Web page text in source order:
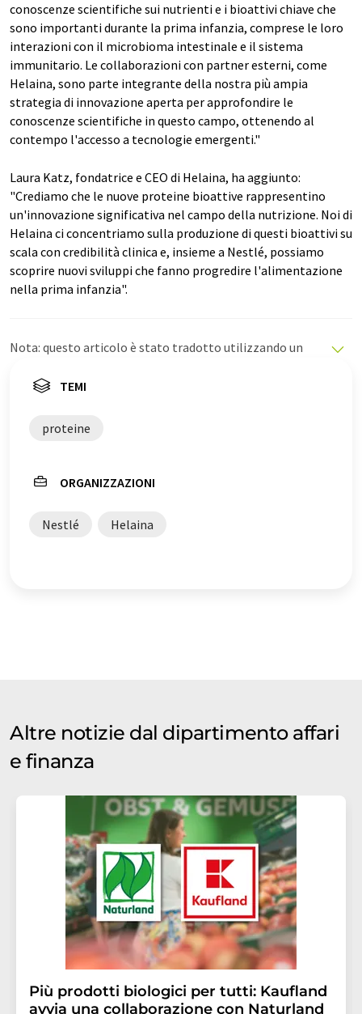
conoscenze scientifiche sui nutrienti e i bioattivi chiave che
sono importanti durante la prima infanzia, comprese le loro
interazioni con il microbioma intestinale e il sistema
immunitario. Le collaborazioni con partner esterni, come
Helaina, sono parte integrante della nostra più ampia
strategia di innovazione aperta per approfondire le
conoscenze scientifiche in questo campo, ottenendo al
contempo l'accesso a tecnologie emergenti."
Laura Katz, fondatrice e CEO di Helaina, ha aggiunto:
"Crediamo che le nuove proteine bioattive rappresentino
un'innovazione significativa nel campo della nutrizione. Noi di
Helaina ci concentriamo sulla produzione di questi bioattivi su
scala con credibilità clinica e, insieme a Nestlé, possiamo
scoprire nuovi sviluppi che fanno progredire l'alimentazione
nella prima infanzia".
Nota: questo articolo è stato tradotto utilizzando un
offre queste traduzioni automatiche per presentare una
articolo è stato tradotto con traduzione automatica, è
possibile che contenga errori di vocabolario, sintassi o
trovato
qui.
TEMI
proteine
ORGANIZZAZIONI
Nestlé Helaina
Altre notizie dal dipartimento affari
e finanza
Più prodotti biologici per tutti: Kaufland
avvia una collaborazione con Naturland